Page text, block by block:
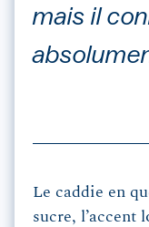
mais il
Le caddie en
sucre, l’accent